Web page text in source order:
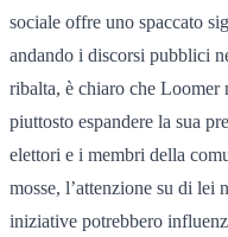
sociale offre uno spaccato
andando i discorsi pubblici
ribalta, è chiaro che Loomer
piuttosto espandere la sua
elettori e i membri della
mosse, l’attenzione su di lei
iniziative potrebbero